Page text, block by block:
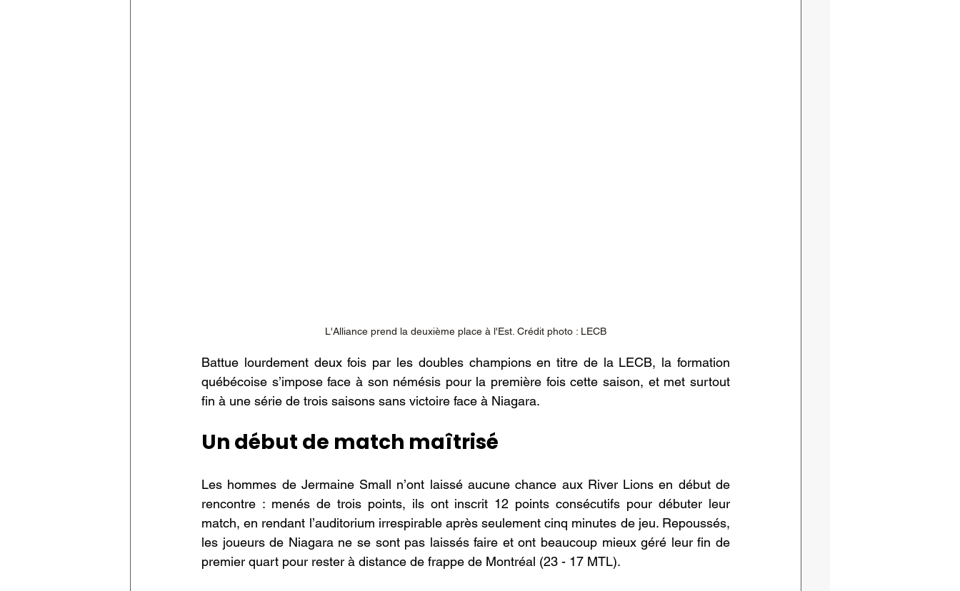
L'Alliance prend la deuxième place à l'Est. Crédit photo : LECB
Battue lourdement deux fois par les doubles champions en titre de la LECB, la formation
québécoise s’impose face à son némésis pour la première fois cette saison, et met surtout
fin à une série de trois saisons sans victoire face à Niagara.
Un début de match maîtrisé
Les hommes de Jermaine Small n’ont laissé aucune chance aux River Lions en début de
rencontre : menés de trois points, ils ont inscrit 12 points consécutifs pour débuter leur
match, en rendant l’auditorium irrespirable après seulement cinq minutes de jeu. Repoussés,
les joueurs de Niagara ne se sont pas laissés faire et ont beaucoup mieux géré leur fin de
premier quart pour rester à distance de frappe de Montréal (23 - 17 MTL).